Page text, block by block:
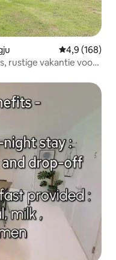
Gemiddelde
4,9 (168)
rustige vakantie voor